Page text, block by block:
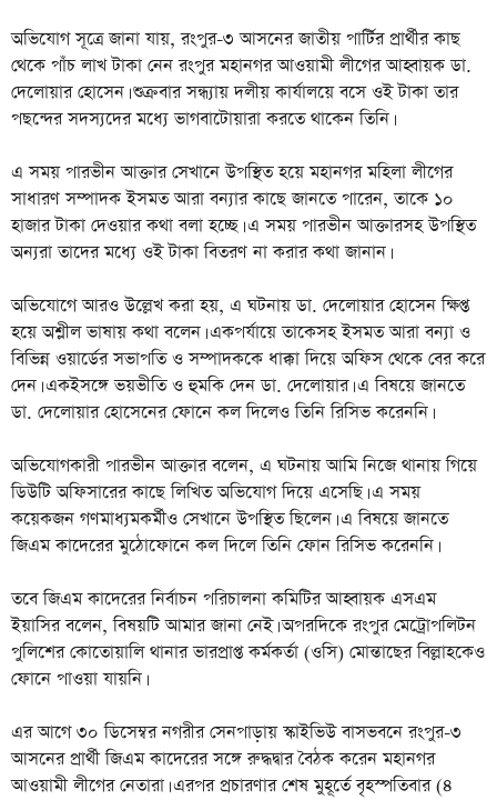
অভিযোগ সূত্রে জানা যায়, রংপুর-৩ আসনের জাতীয় পার্টির প্রার্থীর কাছ
থেকে পাঁচ লাখ টাকা নেন রংপুর মহানগর আওয়ামী লীগের আহ্বায়ক ডা.
দেলোয়ার হোসেন। শুক্রবার সন্ধ্যায় দলীয় কার্যালয়ে বসে ওই টাকা তার
পছন্দের সদস্যদের মধ্যে ভাগবাটোয়ারা করতে থাকেন তিনি।
এ সময় পারভীন আক্তার সেখানে উপস্থিত হয়ে মহানগর মহিলা লীগের
সাধারণ সম্পাদক ইসমত আরা বন্যার কাছে জানতে পারেন, তাকে ১০
হাজার টাকা দেওয়ার কথা বলা হচ্ছে। এ সময় পারভীন আক্তারসহ উপস্থিত
অন্যরা তাদের মধ্যে ওই টাকা বিতরণ না করার কথা জানান।
অভিযোগে আরও উল্লেখ করা হয়, এ ঘটনায় ডা. দেলোয়ার হোসেন ক্ষিপ্ত
হয়ে অশ্লীল ভাষায় কথা বলেন। একপর্যায়ে তাকেসহ ইসমত আরা বন্যা ও
বিভিন্ন ওয়ার্ডের সভাপতি ও সম্পাদককে ধাক্কা দিয়ে অফিস থেকে বের করে
দেন। একইসঙ্গে ভয়ভীতি ও হুমকি দেন ডা. দেলোয়ার। এ বিষয়ে জানতে
ডা. দেলোয়ার হোসেনের ফোনে কল দিলেও তিনি রিসিভ করেননি।
অভিযোগকারী পারভীন আক্তার বলেন, এ ঘটনায় আমি নিজে থানায় গিয়ে
ডিউটি অফিসারের কাছে লিখিত অভিযোগ দিয়ে এসেছি। এ সময়
কয়েকজন গণমাধ্যমকর্মীও সেখানে উপস্থিত ছিলেন। এ বিষয়ে জানতে
জিএম কাদেরের মুঠোফোনে কল দিলে তিনি ফোন রিসিভ করেননি।
তবে জিএম কাদেরের নির্বাচন পরিচালনা কমিটির আহ্বায়ক এসএম
ইয়াসির বলেন, বিষয়টি আমার জানা নেই। অপরদিকে রংপুর মেট্রোপলিটন
পুলিশের কোতোয়ালি থানার ভারপ্রাপ্ত কর্মকর্তা (ওসি) মোন্তাছের বিল্লাহকেও
ফোনে পাওয়া যায়নি।
এর আগে ৩০ ডিসেম্বর নগরীর সেনপাড়ায় স্কাইভিউ বাসভবনে রংপুর-৩
আসনের প্রার্থী জিএম কাদেরের সঙ্গে রুদ্ধদ্বার বৈঠক করেন মহানগর
আওয়ামী লীগের নেতারা। এরপর প্রচারণার শেষ মুহূর্তে বৃহস্পতিবার (৪